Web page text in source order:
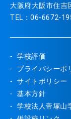
大阪府大阪市住
TEL：06-6672-
学校評価
プライバシーポ
サイトポリシー
基本方針
学校法人帝塚山